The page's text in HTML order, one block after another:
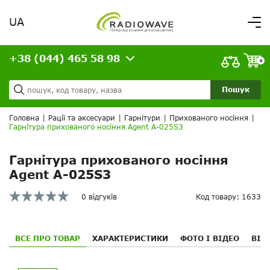
Вітаємо,
увійдіть в особистий кабінет
Доставка та оплата
Кредит
Статті
ВАШЕ ЗАМОВЛЕННЯ
UA
Пошук
+38 (044) 465 58 98 0
Головна Рації та аксесуари Гарнітури Прихованого носіння
Гарнітура прихованого носіння Agent A-025S3
Гарнітура прихованого носіння
Agent A-025S3
0 відгуків Код товару: 1633
ВСЕ ПРО ТОВАР ХАРАКТЕРИСТИКИ ФОТО І ВІДЕО